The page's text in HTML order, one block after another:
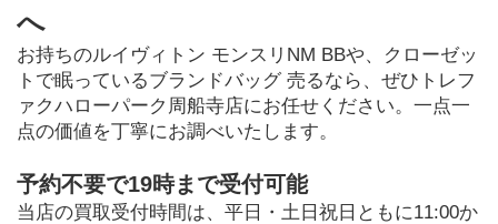
へ
お持ちのルイヴィトン モンスリNM BBや、クローゼッ
トで眠っているブランドバッグ 売るなら、ぜひトレフ
ァクハローパーク周船寺店にお任せください。一点一
点の価値を丁寧にお調べいたします。
予約不要で19時まで受付可能
当店の買取受付時間は、平日・土日祝日ともに11:00か